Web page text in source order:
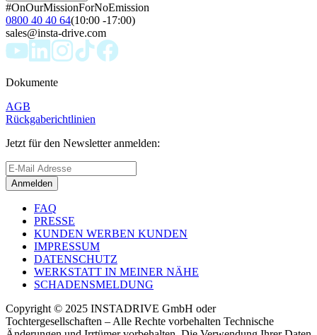
#OnOurMissionForNoEmission
0800 40 40 64(10:00 -17:00)
sales@insta-drive.com
Dokumente
AGB
Rückgaberichtlinien
Jetzt für den Newsletter anmelden:
Anmelden
FAQ
PRESSE
KUNDEN WERBEN KUNDEN
IMPRESSUM
DATENSCHUTZ
WERKSTATT IN MEINER NÄHE
SCHADENSMELDUNG
Copyright © 2025 INSTADRIVE GmbH oder
Tochtergesellschaften – Alle Rechte vorbehalten Technische